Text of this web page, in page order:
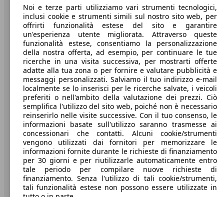
Benvenuti su AutoScout24, il mercato auto europeo.
Società
A proposito di AutoScout24
Stampa
Media
Condizioni generali
Informazioni
Privacy
Dichiarazione di Accessibilità
Servizi
Area rivenditori
Noi e terze parti utilizziamo vari strumenti tecnologici,
inclusi cookie e strumenti simili sul nostro sito web, per
offrirti funzionalità estese del sito e garantire
un'esperienza utente migliorata. Attraverso queste
funzionalità estese, consentiamo la personalizzazione
della nostra offerta, ad esempio, per continuare le tue
ricerche in una visita successiva, per mostrarti offerte
adatte alla tua zona o per fornire e valutare pubblicità e
messaggi personalizzati. Salviamo il tuo indirizzo e-mail
localmente se lo inserisci per le ricerche salvate, i veicoli
preferiti o nell'ambito della valutazione dei prezzi. Ciò
semplifica l'utilizzo del sito web, poiché non è necessario
reinserirlo nelle visite successive. Con il tuo consenso, le
informazioni basate sull'utilizzo saranno trasmesse ai
concessionari che contatti. Alcuni cookie/strumenti
vengono utilizzati dai fornitori per memorizzare le
informazioni fornite durante le richieste di finanziamento
per 30 giorni e per riutilizzarle automaticamente entro
tale periodo per compilare nuove richieste di
finanziamento. Senza l'utilizzo di tali cookie/strumenti,
tali funzionalità estese non possono essere utilizzate in